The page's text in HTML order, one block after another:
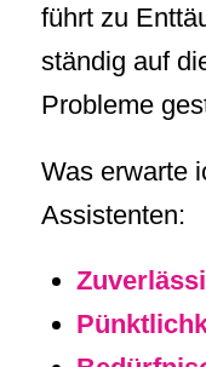
führt zu
ständig auf
Probleme
Was erwarte
Assistenten: